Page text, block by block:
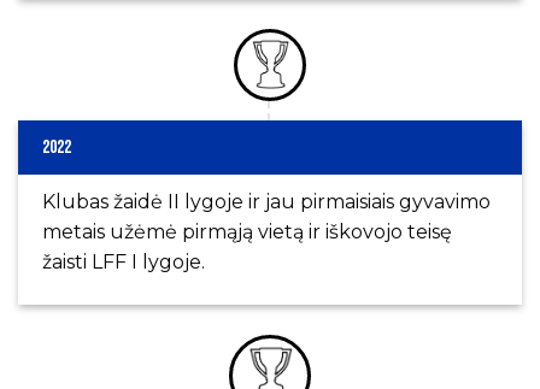
2022
Klubas žaidė II lygoje ir jau pirmaisiais gyvavimo
metais užėmė pirmąją vietą ir iškovojo teisę
žaisti LFF I lygoje.